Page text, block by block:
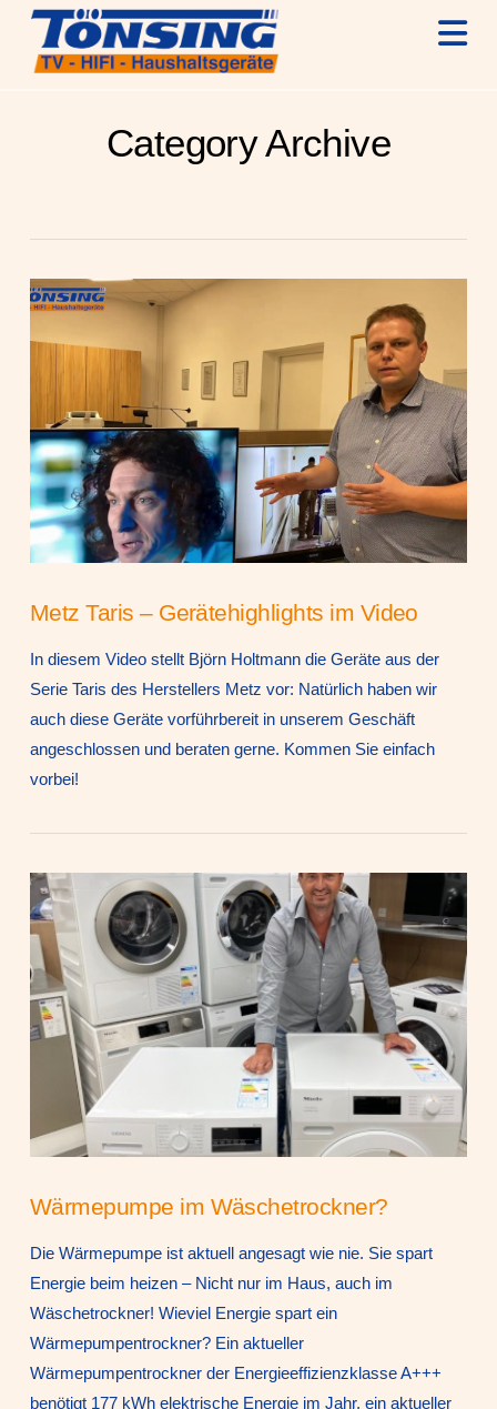
Category Archive
VIEW POST
Metz Taris – Gerätehighlights im Video
In diesem Video stellt Björn Holtmann die Geräte aus der
Serie Taris des Herstellers Metz vor: Natürlich haben wir
auch diese Geräte vorführbereit in unserem Geschäft
angeschlossen und beraten gerne. Kommen Sie einfach
vorbei!
Wärmepumpe im Wäschetrockner?
Die Wärmepumpe ist aktuell angesagt wie nie. Sie spart
Energie beim heizen – Nicht nur im Haus, auch im
Wäschetrockner! Wieviel Energie spart ein
Wärmepumpentrockner? Ein aktueller
Wärmepumpentrockner der Energieeffizienzklasse A+++
benötigt 177 kWh elektrische Energie im Jahr, ein aktueller